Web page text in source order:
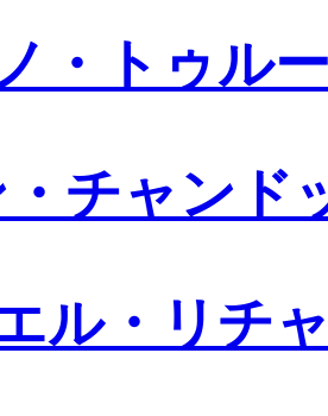
・トゥル
チャンド
ル・リチ